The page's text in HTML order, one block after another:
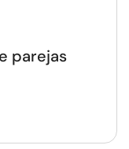
parejas